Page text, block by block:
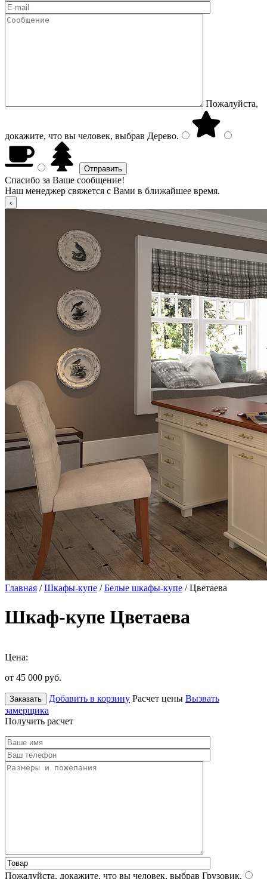
Пожалуйста,
докажите, что вы человек, выбрав Дерево.
Спасибо за Ваше сообщение!
Наш менеджер свяжется с Вами в ближайшее время.
Главная /Шкафы-купе /Белые шкафы-купе / Цветаева
Шкаф-купе Цветаева
Цена:
от 45 000 руб.
Заказать Добавить в корзину Расчет цены Вызвать
замерщика
Получить расчет
Пожалуйста, докажите, что вы человек, выбрав Грузовик.